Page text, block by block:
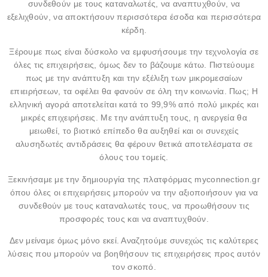
συνδεθούν με τους καταναλωτές, να αναπτυχθούν, να
εξελιχθούν, να αποκτήσουν περισσότερα έσοδα και περισσότερα
κέρδη.
Ξέρουμε πως είναι δύσκολο να εμφυσήσουμε την τεχνολογία σε
όλες τις επιχειρήσεις, όμως δεν το βάζουμε κάτω. Πιστεύουμε
πως με την ανάπτυξη και την εξέλιξη των μικρομεσαίων
επιειρήσεων, τα οφέλει θα φανούν σε όλη την κοινωνία. Πως; Η
ελληνική αγορά αποτελείται κατά το 99,9% από πολύ μικρές και
μικρές επιχειρήσεις. Με την ανάπτυξη τους, η ανεργεία θα
μειωθεί, το βιοτικό επίπεδο θα αυξηθεί και οι συνεχείς
αλυσηδωτές αντιδράσεις θα φέρουν θετικά αποτελέσματα σε
όλους του τομείς.
Ξεκινήσαμε με την δημιουργία της πλατφόρμας myconnection.gr
όπου όλες οι επιχειρήσεις μπορούν να την αξιοποιήσουν για να
συνδεθούν με τους καταναλωτές τους, να προωθήσουν τις
προσφορές τους και να αναπτυχθούν.
Δεν μείναμε όμως μόνο εκεί. Αναζητούμε συνεχώς τις καλύτερες
λύσεις που μπορούν να βοηθήσουν τις επιχειρήσεις προς αυτόν
τον σκοπό.